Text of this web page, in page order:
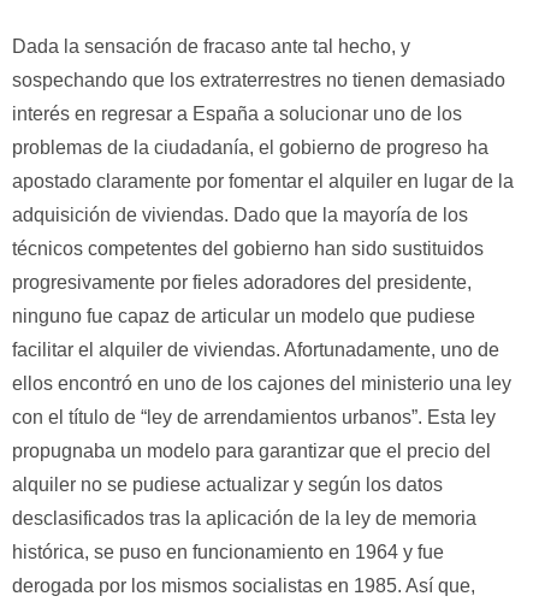
Dada la sensación de fracaso ante tal hecho, y
sospechando que los extraterrestres no tienen demasiado
interés en regresar a España a solucionar uno de los
problemas de la ciudadanía, el gobierno de progreso ha
apostado claramente por fomentar el alquiler en lugar de la
adquisición de viviendas. Dado que la mayoría de los
técnicos competentes del gobierno han sido sustituidos
progresivamente por fieles adoradores del presidente,
ninguno fue capaz de articular un modelo que pudiese
facilitar el alquiler de viviendas. Afortunadamente, uno de
ellos encontró en uno de los cajones del ministerio una ley
con el título de “ley de arrendamientos urbanos”. Esta ley
propugnaba un modelo para garantizar que el precio del
alquiler no se pudiese actualizar y según los datos
desclasificados tras la aplicación de la ley de memoria
histórica, se puso en funcionamiento en 1964 y fue
derogada por los mismos socialistas en 1985. Así que,